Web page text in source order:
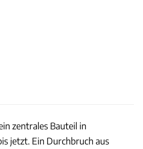
zentrales Bauteil in
jetzt. Ein Durchbruch aus